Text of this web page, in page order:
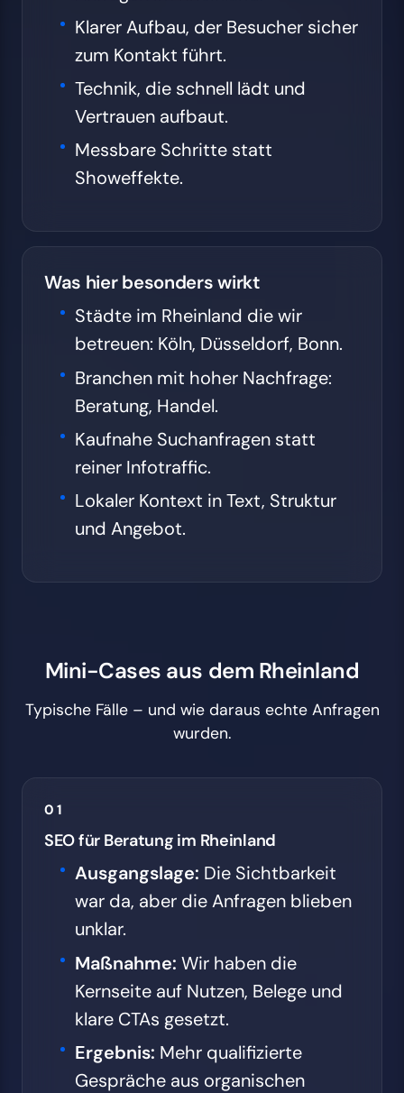
Klarer Aufbau, der Besucher sicher
zum Kontakt führt.
Technik, die schnell lädt und
Vertrauen aufbaut.
Messbare Schritte statt
Showeffekte.
Was hier besonders wirkt
Städte im Rheinland die wir
betreuen: Köln, Düsseldorf, Bonn.
Branchen mit hoher Nachfrage:
Beratung, Handel.
Kaufnahe Suchanfragen statt
reiner Infotraffic.
Lokaler Kontext in Text, Struktur
und Angebot.
Mini-Cases aus dem Rheinland
Typische Fälle – und wie daraus echte Anfragen
wurden.
01
SEO für Beratung im Rheinland
Ausgangslage: Die Sichtbarkeit
war da, aber die Anfragen blieben
unklar.
Maßnahme: Wir haben die
Kernseite auf Nutzen, Belege und
klare CTAs gesetzt.
Ergebnis: Mehr qualifizierte
Gespräche aus organischen